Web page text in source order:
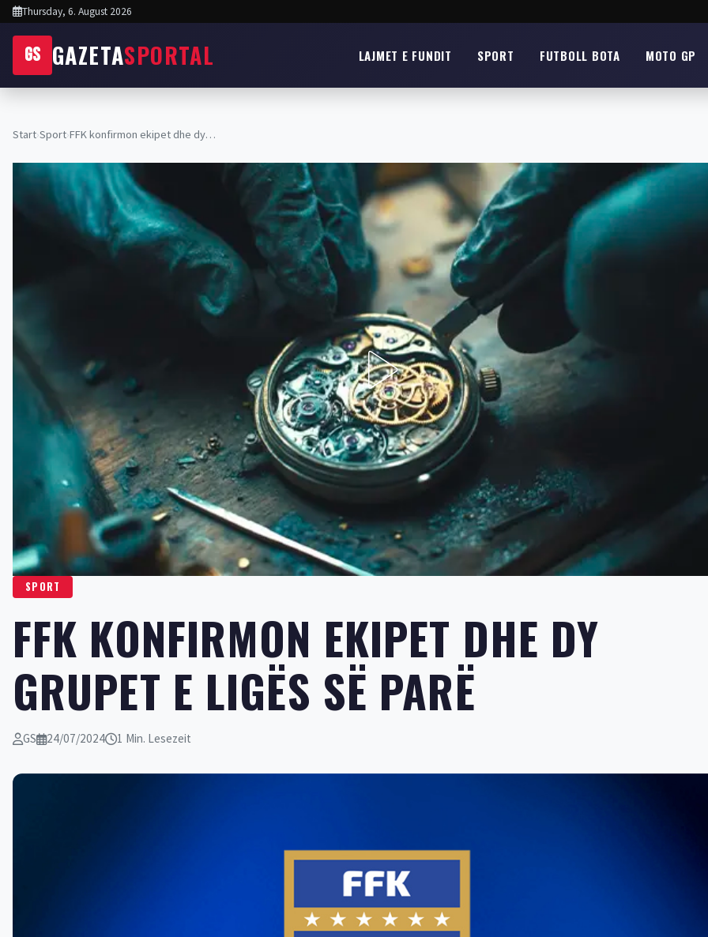
Thursday, 6. August 2026
GS GAZETASPORTAL LAJMET E FUNDIT SPORT FUTBOLL BOTA MOTO GP
Start›Sport›FFK konfirmon ekipet dhe dy…
SPORT
FFK KONFIRMON EKIPET DHE DY
GRUPET E LIGËS SË PARË
GS 24/07/2024 1 Min. Lesezeit